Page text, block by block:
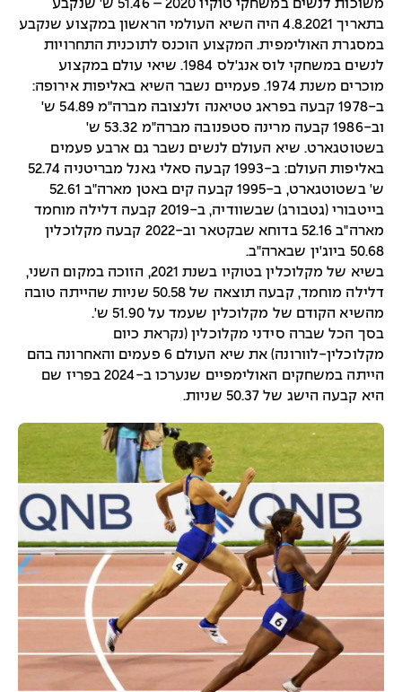
משוכות לנשים במשחקי טוקיו 2020 – 51.46 ש' שנקבע
בתאריך 4.8.2021 היה השיא העולמי הראשון במקצוע שנקבע
במסגרת האולימפית. המקצוע הוכנס לתוכנית התחרויות
לנשים במשחקי לוס אנג'לס 1984. שיאי עולם במקצוע
מוכרים משנת 1974. פעמיים נשבר השיא באליפות אירופה:
ב-1978 קבעה בפראג טטיאנה זלנצובה מברה"מ 54.89 ש'
וב-1986 קבעה מרינה סטפנובה מברה"מ 53.32 ש'
בשטוטגארט. שיא העולם לנשים נשבר גם ארבע פעמים
באליפות העולם: ב-1993 קבעה סאלי גאנל מבריטניה 52.74
ש' בשטוטגארט, ב-1995 קבעה קים באטן מארה"ב 52.61
בייטבורי (גטבורג) שבשוודיה, ב-2019 קבעה דלילה מוחמד
מארה"ב 52.16 בדוחא שבקטאר וב-2022 קבעה מקלוכלין
50.68 ביוג'ין שבארה"ב.
בשיא של מקלוכלין בטוקיו בשנת 2021, הזוכה במקום השני,
דלילה מוחמד, קבעה תוצאה של 50.58 שניות שהייתה טובה
מהשיא הקודם של מקלוכלין שעמד על 51.90 ש'.
בסך הכל שברה סידני מקלוכלין (נקראת כיום
מקלוכלין-לוורונה) את שיא העולם 6 פעמים והאחרונה בהם
הייתה במשחקים האולימפיים שנערכו ב-2024 בפריז שם
היא קבעה הישג של 50.37 שניות.